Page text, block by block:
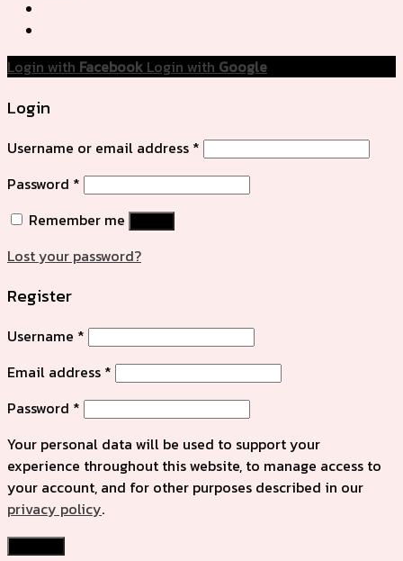
Login with Facebook Login with Google
Login
Username or email address *
Password *
Remember me
Lost your password?
Register
Username *
Email address *
Password *
Your personal data will be used to support your
experience throughout this website, to manage access to
your account, and for other purposes described in our
privacy policy.